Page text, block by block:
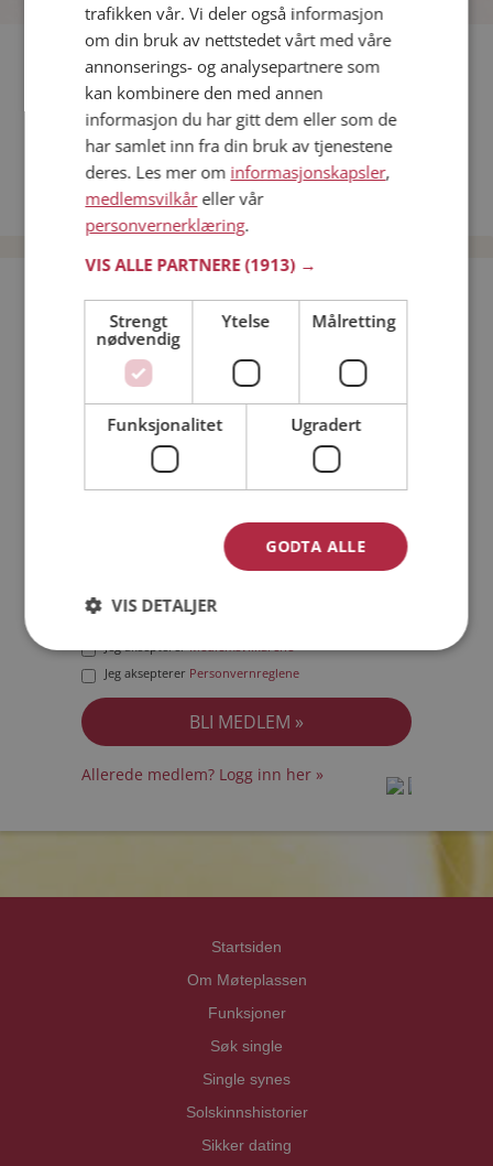
Fler single
Flere singlekvinner fra Lillehammer:Tirod,sol08 ,Durasell
Menn fra Lillehammer
Date kvinner i Norge
Date menn i Norge
Bli medlem gratis!
Jeg er en: Mann Kvinne
Min alder:
Jeg akseptererMedlemsvilkårene
Jeg aksepterer Personvernreglene
Allerede medlem? Logg inn her »
Startsiden
Om Møteplassen
Funksjoner
Søk single
Single synes
Solskinnshistorier
Sikker dating
trafikken vår. Vi deler også informasjon
om din bruk av nettstedet vårt med våre
annonserings- og analysepartnere som
kan kombinere den med annen
informasjon du har gitt dem eller som de
har samlet inn fra din bruk av tjenestene
deres. Les mer om informasjonskapsler,
medlemsvilkåreller vår
personvernerklæring.
VIS ALLE PARTNERE(1913) →
Strengt
nødvendig
Ytelse Målretting
Funksjonalitet Ugradert
GODTA ALLE
VIS DETALJER